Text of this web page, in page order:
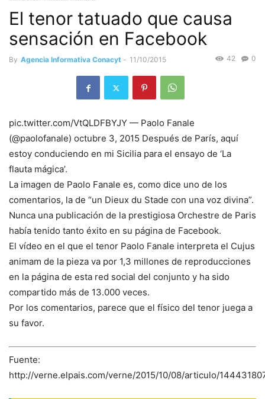
El tenor tatuado que causa
sensación en Facebook
By Agencia Informativa Conacyt - 11/10/2015 0
42
pic.twitter.com/VtQLDFBYJY — Paolo Fanale
(@paolofanale) octubre 3, 2015 Después de París, aquí
estoy conduciendo en mi Sicilia para el ensayo de ‘La
flauta mágica’.
La imagen de Paolo Fanale es, como dice uno de los
comentarios, la de “un Dieux du Stade con una voz divina”.
Nunca una publicación de la prestigiosa Orchestre de Paris
había tenido tanto éxito en su página de Facebook.
El vídeo en el que el tenor Paolo Fanale interpreta el Cujus
animam de la pieza va por 1,3 millones de reproducciones
en la página de esta red social del conjunto y ha sido
compartido más de 13.000 veces.
Por los comentarios, parece que el físico del tenor juega a
su favor.
Fuente:
http://verne.elpais.com/verne/2015/10/08/articulo/